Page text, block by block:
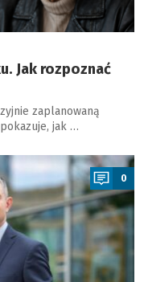
Jak rozpoznać
zaplanowaną
jak …
0